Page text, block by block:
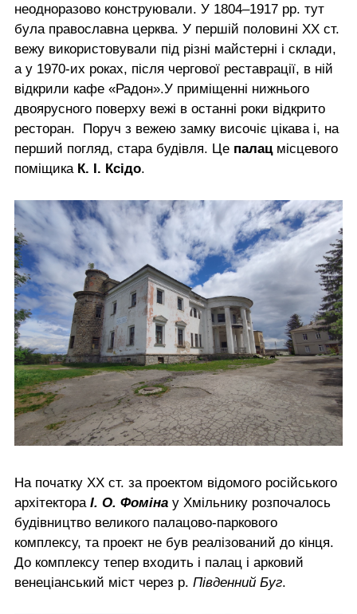
неодноразово конструювали. У 1804–1917 рр. тут
була православна церква. У першій половині ХХ ст.
вежу використовували під різні майстерні і склади,
а у 1970-их роках, після чергової реставрації, в ній
відкрили кафе «Радон».У приміщенні нижнього
двоярусного поверху вежі в останні роки відкрито
ресторан. Поруч з вежею замку височіє цікава і, на
перший погляд, стара будівля. Це палац місцевого
поміщика К. І. Ксідо.
На початку ХХ ст. за проектом відомого російського
архітектора І. О. Фоміна у Хмільнику розпочалось
будівництво великого палацово-паркового
комплексу, та проект не був реалізований до кінця.
До комплексу тепер входить і палац і арковий
венеціанський міст через р. Південний Буг.